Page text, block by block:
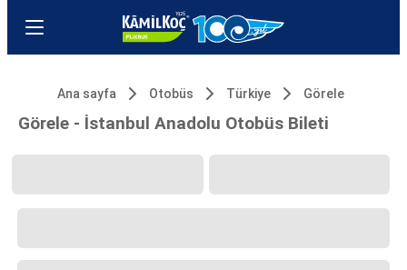
Ana sayfa Otobüs Türkiye Görele
Görele - İstanbul Anadolu Otobüs Bileti